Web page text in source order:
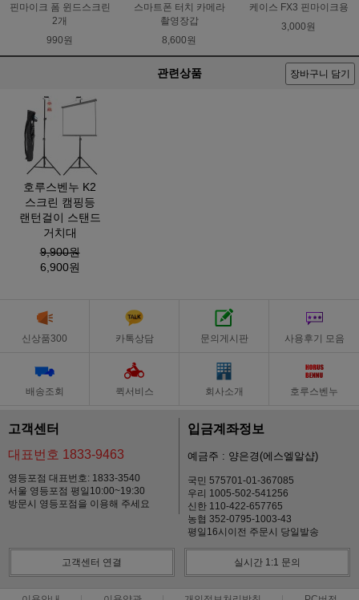
핀마이크 폼 윈드스크린
2개
990원
스마트폰 터치 카메라
촬영장갑
8,600원
케이스 FX3 핀마이크용
3,000원
관련상품 장바구니 담기
호루스벤누 K2
스크린 캠핑등
랜턴걸이 스탠드
거치대
9,900원
6,900원
신상품300 카톡상담 문의게시판 사용후기 모음
배송조회 퀵서비스 회사소개 호루스벤누
고객센터
대표번호 1833-9463
영등포점 대표번호: 1833-3540
서울 영등포점 평일10:00~19:30
방문시 영등포점을 이용해 주세요
입금계좌정보
예금주 : 양은경(에스엘알샵)
국민 575701-01-367085
우리 1005-502-541256
신한 110-422-657765
농협 352-0795-1003-43
평일16시이전 주문시 당일발송
고객센터 연결 실시간 1:1 문의